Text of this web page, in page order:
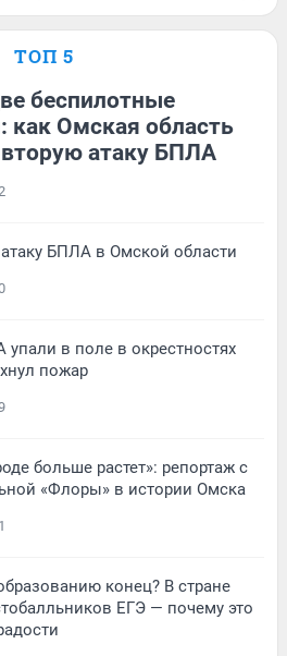
ТОП 5
беспилотные
как Омская область
атаку БПЛА
БПЛА в Омской области
в поле в окрестностях
пожар
больше растет»: репортаж с
«Флоры» в истории Омска
конец? В стране
ЕГЭ — почему это